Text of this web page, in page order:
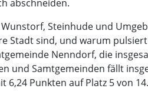
abschneiden.
Steinhude und
Stadt sind, und warum
Nenndorf, die
und Samtgemeinden fällt
6,24 Punkten auf Platz 5 von 14.